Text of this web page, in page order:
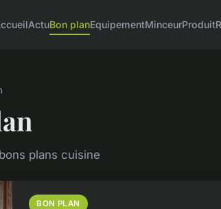
ActuBon planEquipementMinceurProduit
plans cuisine
BON PLAN